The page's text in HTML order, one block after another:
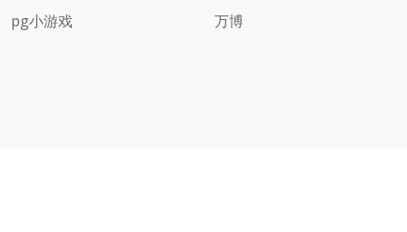
pg小游戏
万博